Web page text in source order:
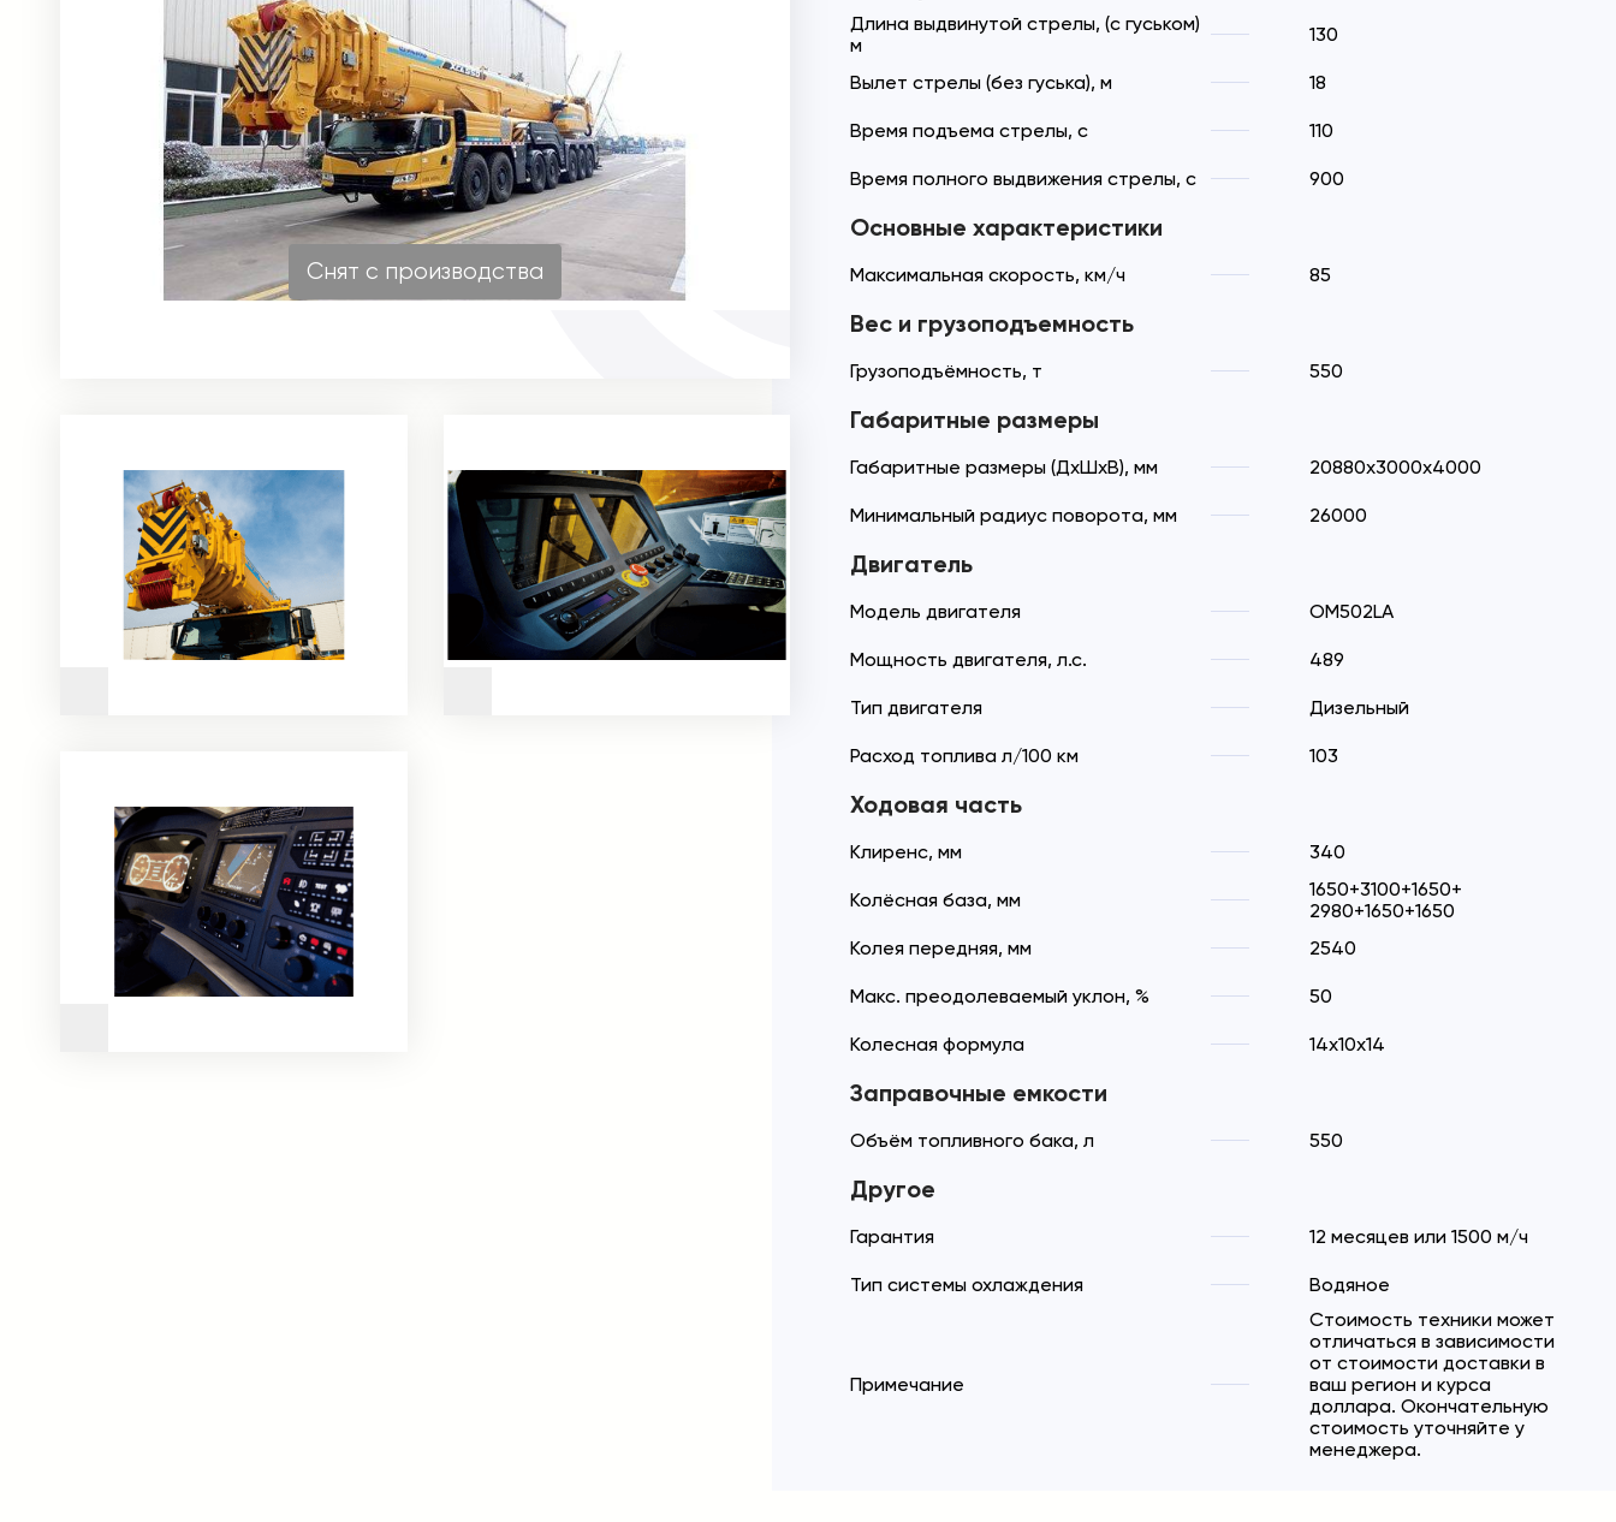
Снят с производства
Длина выдвинутой стрелы, (с гуськом)
м
130
Вылет стрелы (без гуська), м 18
Время подъема стрелы, с 110
Время полного выдвижения стрелы, с 900
Основные характеристики
Максимальная скорость, км/ч 85
Вес и грузоподъемность
Грузоподъёмность, т 550
Габаритные размеры
Габаритные размеры (ДхШхВ), мм 20880х3000х4000
Минимальный радиус поворота, мм 26000
Двигатель
Модель двигателя OM502LA
Мощность двигателя, л.с. 489
Тип двигателя Дизельный
Расход топлива л/100 км 103
Ходовая часть
Клиренс, мм 340
Колёсная база, мм
1650+3100+1650+
2980+1650+1650
Колея передняя, мм
2540
Макс. преодолеваемый уклон, % 50
Колесная формула 14х10х14
Заправочные емкости
Объём топливного бака, л 550
Другое
Гарантия 12 месяцев или 1500 м/ч
Тип системы охлаждения Водяное
Примечание
Стоимость техники может
отличаться в зависимости
от стоимости доставки в
ваш регион и курса
доллара. Окончательную
стоимость уточняйте у
менеджера.